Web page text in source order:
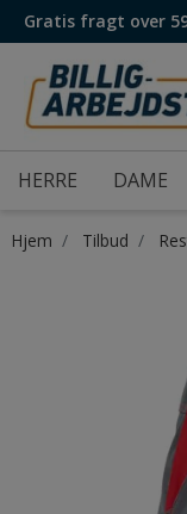
Gratis fragt over
HERRE DAME
Hjem Tilbud